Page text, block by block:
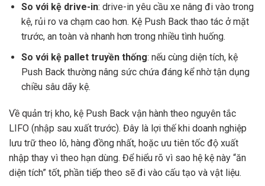
So với kệ drive-in: drive-in yêu cầu xe nâng đi vào trong
kệ, rủi ro va chạm cao hơn. Kệ Push Back thao tác ở mặt
trước, an toàn và nhanh hơn trong nhiều tình huống.
So với kệ pallet truyền thống: nếu cùng diện tích, kệ
Push Back thường nâng sức chứa đáng kể nhờ tận dụng
chiều sâu dãy kệ.
Về quản trị kho, kệ Push Back vận hành theo nguyên tắc
LIFO (nhập sau xuất trước). Đây là lợi thế khi doanh nghiệp
lưu trữ theo lô, hàng đồng nhất, hoặc ưu tiên tốc độ xuất
nhập thay vì theo hạn dùng. Để hiểu rõ vì sao hệ kệ này “ăn
diện tích” tốt, phần tiếp theo sẽ đi vào cấu tạo và vật liệu.